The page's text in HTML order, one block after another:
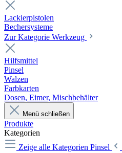
Lackierpistolen
Bechersysteme
Zur Kategorie Werkzeug
Hilfsmittel
Pinsel
Walzen
Farbkarten
Dosen, Eimer, Mischbehälter
Menü schließen
Produkte
Kategorien
Zeige alle Kategorien Pinsel